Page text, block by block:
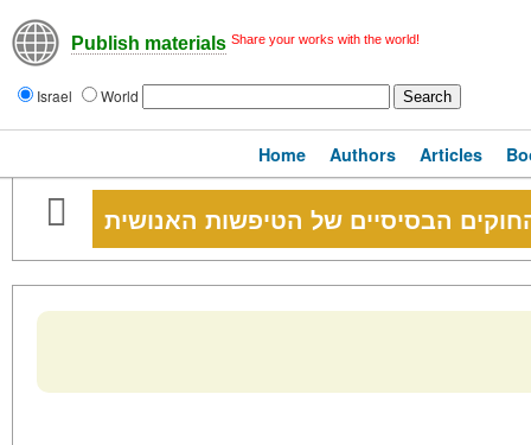
Publish materials Share your works with the world!
Israel World
Home Authors Articles